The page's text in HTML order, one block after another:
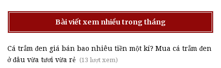
Bài viết xem nhiều trong tháng
Cá trắm đen giá bán bao nhiêu tiền một kí? Mua cá trắm đen
ở đâu vừa tươi vừa rẻ (13 lượt xem)